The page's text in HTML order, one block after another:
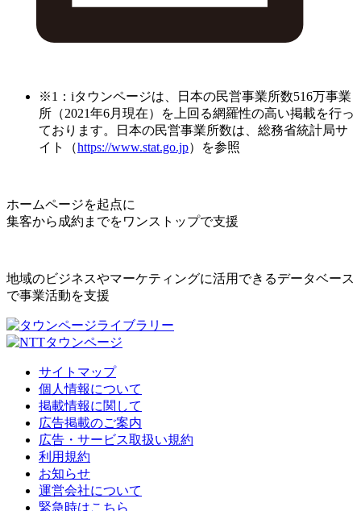
※1：iタウンページは、日本の民営事業所数516万事業
所（2021年6月現在）を上回る網羅性の高い掲載を行っ
ております。日本の民営事業所数は、総務省統計局サ
イト（https://www.stat.go.jp）を参照
ホームページを起点に
集客から成約までをワンストップで支援
地域のビジネスやマーケティングに活用できるデータベース
で事業活動を支援
サイトマップ
個人情報について
掲載情報に関して
広告掲載のご案内
広告・サービス取扱い規約
利用規約
お知らせ
運営会社について
緊急時はこちら